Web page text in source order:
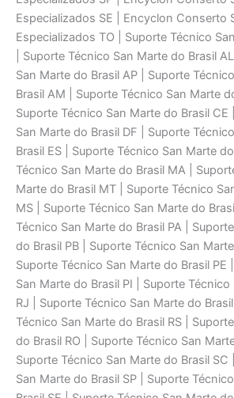
Especializados SE | Encyclon Conserto
Especializados TO | Suporte Técnico
| Suporte Técnico San Marte do Brasil
San Marte do Brasil AP | Suporte
Brasil AM | Suporte Técnico San Marte
Suporte Técnico San Marte do Brasil CE
San Marte do Brasil DF | Suporte
Brasil ES | Suporte Técnico San Marte
Técnico San Marte do Brasil MA |
Marte do Brasil MT | Suporte Técnico
MS | Suporte Técnico San Marte do
Técnico San Marte do Brasil PA |
do Brasil PB | Suporte Técnico San Marte
Suporte Técnico San Marte do Brasil PE
San Marte do Brasil PI | Suporte
RJ | Suporte Técnico San Marte do
Técnico San Marte do Brasil RS |
do Brasil RO | Suporte Técnico San Marte
Suporte Técnico San Marte do Brasil SC
San Marte do Brasil SP | Suporte